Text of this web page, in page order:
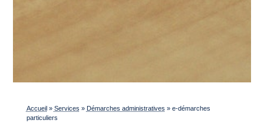
Accueil» Services » Démarches administratives » e-démarches
particuliers